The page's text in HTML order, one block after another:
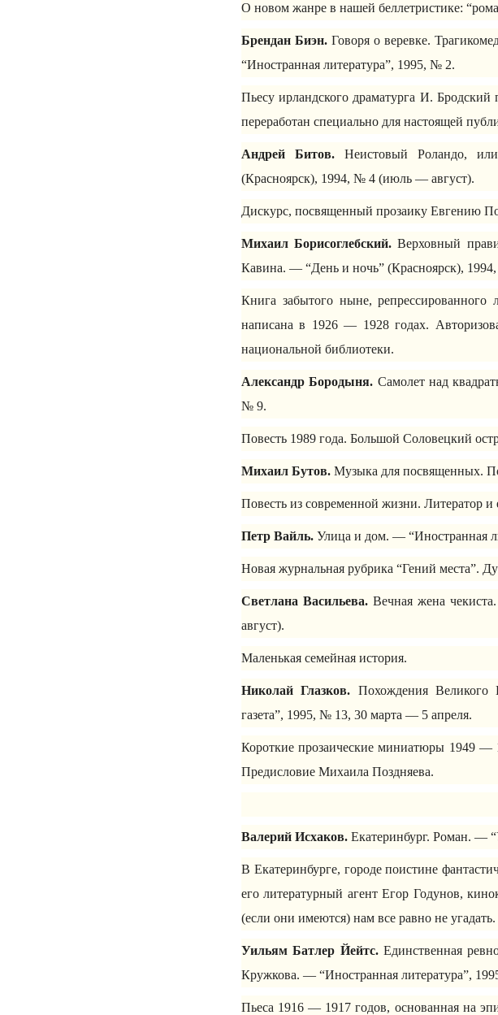
О новом жанре в нашей беллетристике:
Брендан Биэн.Говоря о веревке.
“Иностранная литература”, 1995, № 2.
Пьесу ирландского драматурга И.
переработан специально для настоящей
Андрей Битов. Неистовый Роландо,
(Красноярск), 1994, № 4 (июль — август).
Дискурс, посвященный прозаику Евгению
Михаил Борисоглебский. Верховный
Кавина. — “День и ночь” (Красноярск),
Книга забытого ныне,
написана в 1926 — 1928 годах.
национальной библиотеки.
Александр Бородыня. Самолет над
№ 9.
Повесть 1989 года. Большой Соловецкий
Михаил Бутов. Музыка для посвященных.
Повесть из современной жизни. Литератор и
Петр Вайль. Улица и дом. — “Иностранная
Новая журнальная рубрика “Гений места”.
Светлана Васильева.Вечная жена
август).
Маленькая семейная история.
Николай Глазков. Похождения Великого
газета”, 1995, № 13, 30 марта — 5 апреля.
Короткие прозаические миниатюры 1949 —
Предисловие Михаила Поздняева.
Валерий Исхаков. Екатеринбург. Роман. —
В Екатеринбурге, городе поистине
его литературный агент Егор Годунов,
(если они имеются) нам все равно не угадать.
Уильям Батлер Йейтс.Единственная
Кружкова. — “Иностранная литература”,
Пьеса 1916 — 1917 годов, основанная на